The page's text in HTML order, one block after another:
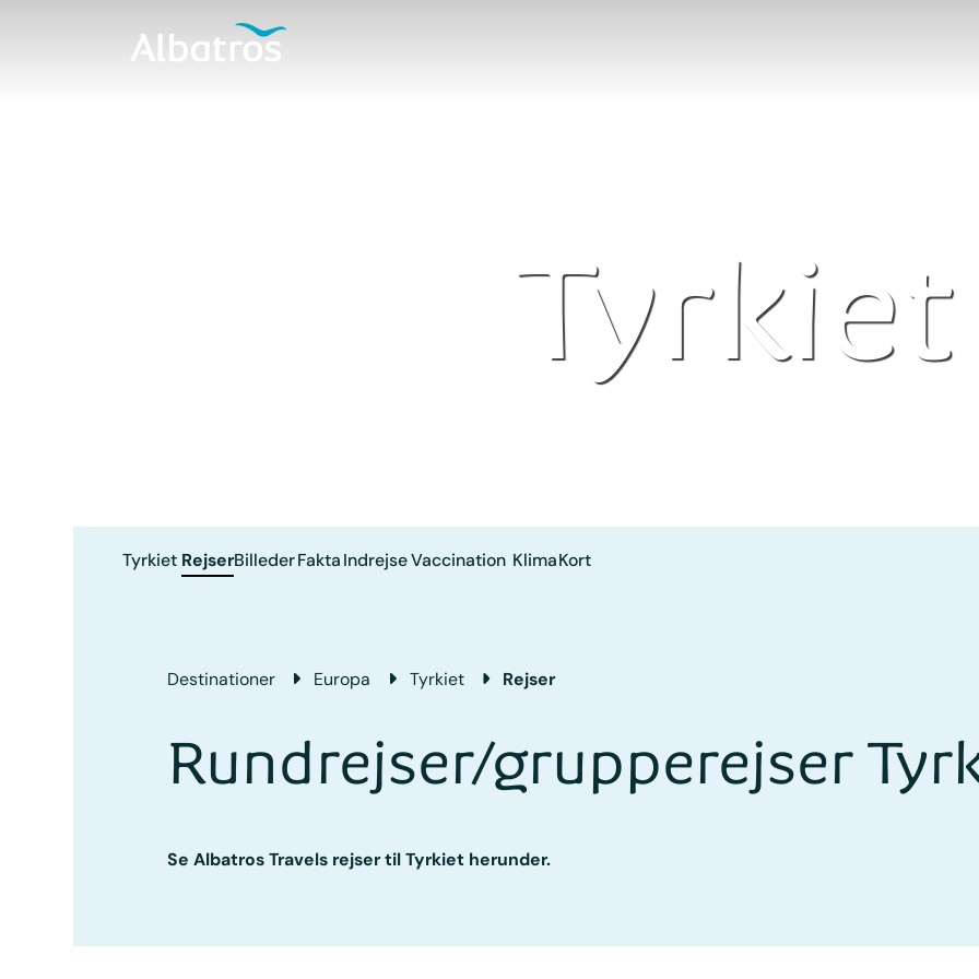
Tyrkiet
Tyrkiet RejserBillederFaktaIndrejseVaccination KlimaKort
Destinationer Europa Tyrkiet Rejser
Rundrejser/grupperejser
Se Albatros Travels rejser til Tyrkiet herunder.